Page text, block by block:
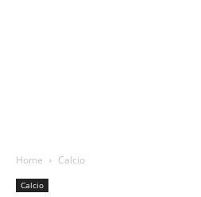
Home Calcio
Calcio